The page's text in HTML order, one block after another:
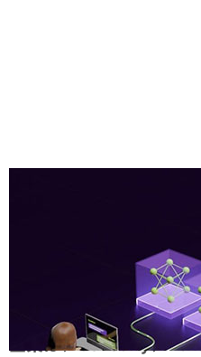
企業は、Cohesity、